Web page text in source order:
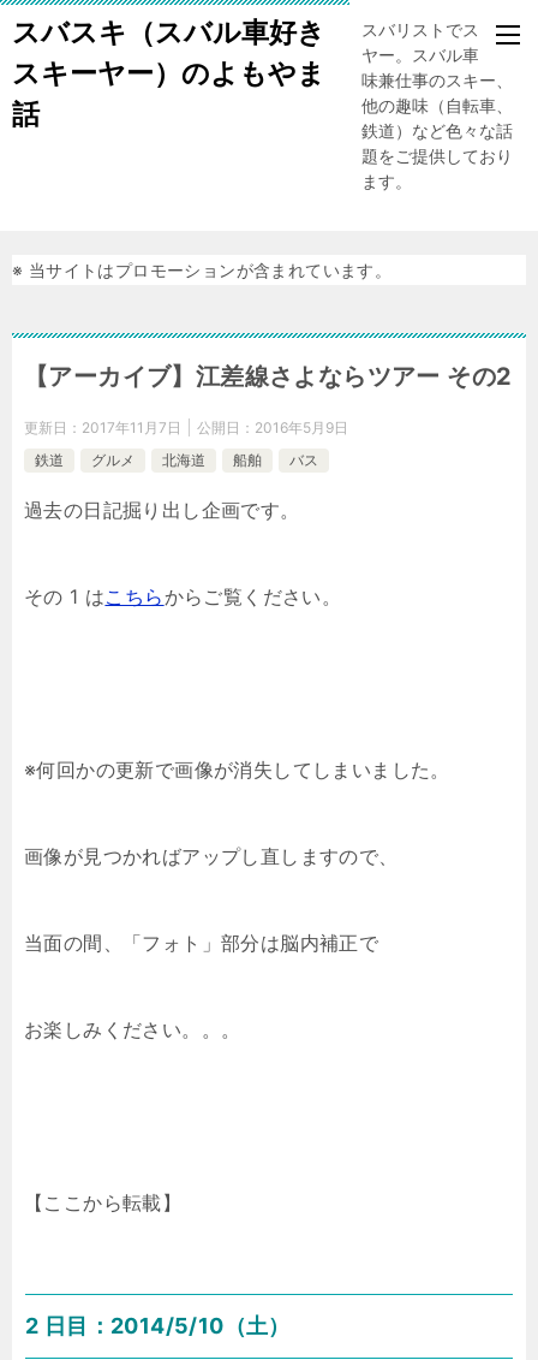
スバスキ（スバル車好き
スキーヤー）のよもやま
話
スバリストでスキー
ヤー。スバル車、趣
味兼仕事のスキー、
他の趣味（自転車、
鉄道）など色々な話
題をご提供しており
ます。
※ 当サイトはプロモーションが含まれています。
【アーカイブ】江差線さよならツアー その2
更新日： 2017年11月7日 公開日： 2016年5月9日
鉄道
グルメ 北海道 船舶 バス
過去の日記掘り出し企画です。
その 1 はこちらからご覧ください。
※何回かの更新で画像が消失してしまいました。
画像が見つかればアップし直しますので、
当面の間、「フォト」部分は脳内補正で
お楽しみください。。。
【ここから転載】
2 日目：2014/5/10（土）